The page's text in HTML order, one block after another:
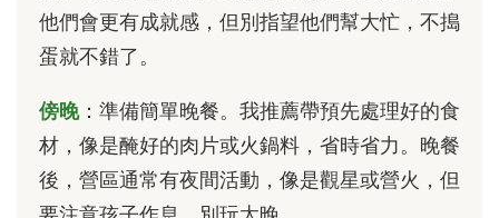
他們會更有成就感，但別指望他們幫大忙，不搗
蛋就不錯了。
傍晚：準備簡單晚餐。我推薦帶預先處理好的食
材，像是醃好的肉片或火鍋料，省時省力。晚餐
後，營區通常有夜間活動，像是觀星或營火，但